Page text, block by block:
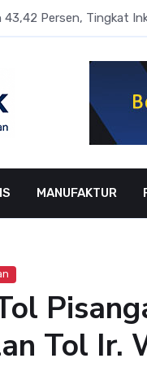
Persen, Tingkat
MANUFAKTUR
Tol